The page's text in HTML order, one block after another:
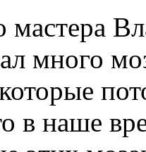
мастера
много
в наше